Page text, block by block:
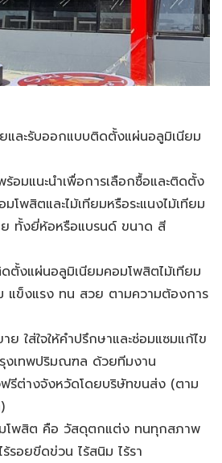
และรับออกแบบติดตั้งแผ่นอลูมิเนียม
อมแนะนำเพื่อการเลือกซื้อและติดตั้ง
โพสิตและไม้เทียมหรือระแนงไม้เทียม
ย ทั้งยี่ห้อหรือแบรนด์ ขนาด สี
ตั้งแผ่นอลูมิเนียมคอมโพสิตไม้เทียม
แข็งแรง ทน สวย ตามความต้องการ
ย ใส่ใจให้คำปรึกษาและซ่อมแซมแก้ไข
งเทพปริมณฑล ด้วยทีมงาน
ฟรีต่างจังหวัดโดยบริษัทขนส่ง (ตาม
โพสิต คือ วัสดุตกแต่ง ทนทุกสภาพ
รอยขีดข่วน ไร้สนิม ไร้รา